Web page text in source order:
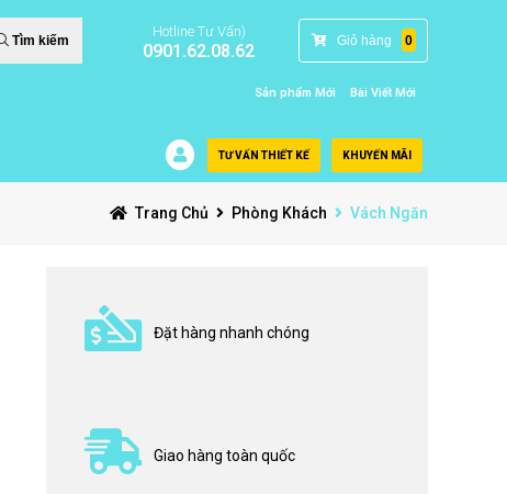
Tìm kiếm
Hotline Tư Vấn)
0901.62.08.62
Giỏ hàng 0
Sản phẩm Mới Bài Viết Mới
TƯ VẤN THIẾT KẾ KHUYẾN MÃI
Trang Chủ Phòng Khách Vách Ngăn
Đặt hàng nhanh chóng
Giao hàng toàn quốc